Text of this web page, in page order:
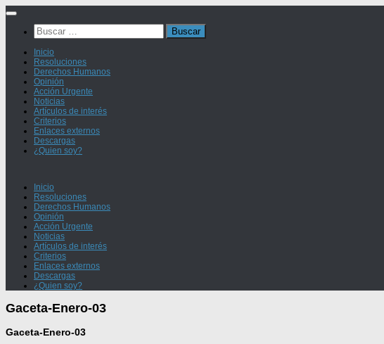
Saltar
contenidoBuscar:
Inicio
Resoluciones
Derechos Humanos
Opinión
Acción Urgente
Noticias
Artículos de interés
Criterios
Enlaces externos
Descargas
¿Quien soy?
Inicio
Resoluciones
Derechos Humanos
Opinión
Acción Urgente
Noticias
Artículos de interés
Criterios
Enlaces externos
Descargas
¿Quien soy?
Gaceta-Enero-03
Gaceta-Enero-03